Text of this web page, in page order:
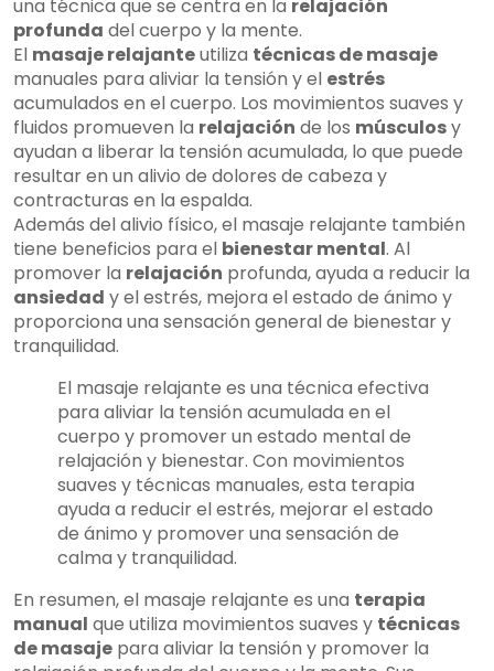
una técnica que se centra en la relajación
profunda del cuerpo y la mente.
El masaje relajanteutiliza técnicas de masaje
manuales para aliviar la tensión y el estrés
acumulados en el cuerpo. Los movimientos suaves y
fluidos promueven la relajación de los músculosy
ayudan a liberar la tensión acumulada, lo que puede
resultar en un alivio de dolores de cabeza y
contracturas en la espalda.
Además del alivio físico, el masaje relajante también
tiene beneficios para el bienestar mental. Al
promover la relajación profunda, ayuda a reducir la
ansiedad y el estrés, mejora el estado de ánimo y
proporciona una sensación general de bienestar y
tranquilidad.
El masaje relajante es una técnica efectiva
para aliviar la tensión acumulada en el
cuerpo y promover un estado mental de
relajación y bienestar. Con movimientos
suaves y técnicas manuales, esta terapia
ayuda a reducir el estrés, mejorar el estado
de ánimo y promover una sensación de
calma y tranquilidad.
En resumen, el masaje relajante es una terapia
manual que utiliza movimientos suaves y técnicas
de masaje para aliviar la tensión y promover la